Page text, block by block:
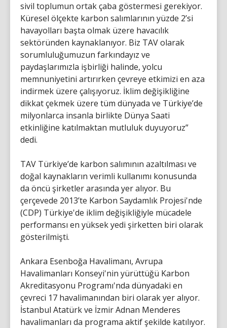
sivil toplumun ortak çaba göstermesi gerekiyor.
Küresel ölçekte karbon salımlarının yüzde 2’si
havayolları başta olmak üzere havacılık
sektöründen kaynaklanıyor. Biz TAV olarak
sorumluluğumuzun farkındayız ve
paydaşlarımızla işbirliği halinde, yolcu
memnuniyetini artırırken çevreye etkimizi en aza
indirmek üzere çalışıyoruz. İklim değişikliğine
dikkat çekmek üzere tüm dünyada ve Türkiye’de
milyonlarca insanla birlikte Dünya Saati
etkinliğine katılmaktan mutluluk duyuyoruz”
dedi.
TAV Türkiye’de karbon salımının azaltılması ve
doğal kaynakların verimli kullanımı konusunda
da öncü şirketler arasında yer alıyor. Bu
çerçevede 2013’te Karbon Saydamlık Projesi'nde
(CDP) Türkiye'de iklim değişikliğiyle mücadele
performansı en yüksek yedi şirketten biri olarak
gösterilmişti.
Ankara Esenboğa Havalimanı, Avrupa
Havalimanları Konseyi'nin yürüttüğü Karbon
Akreditasyonu Programı'nda dünyadaki en
çevreci 17 havalimanından biri olarak yer alıyor.
İstanbul Atatürk ve İzmir Adnan Menderes
havalimanları da programa aktif şekilde katılıyor.